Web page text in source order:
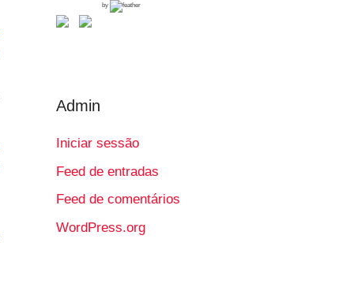
by
Admin
Iniciar sessão
Feed de entradas
Feed de comentários
WordPress.org